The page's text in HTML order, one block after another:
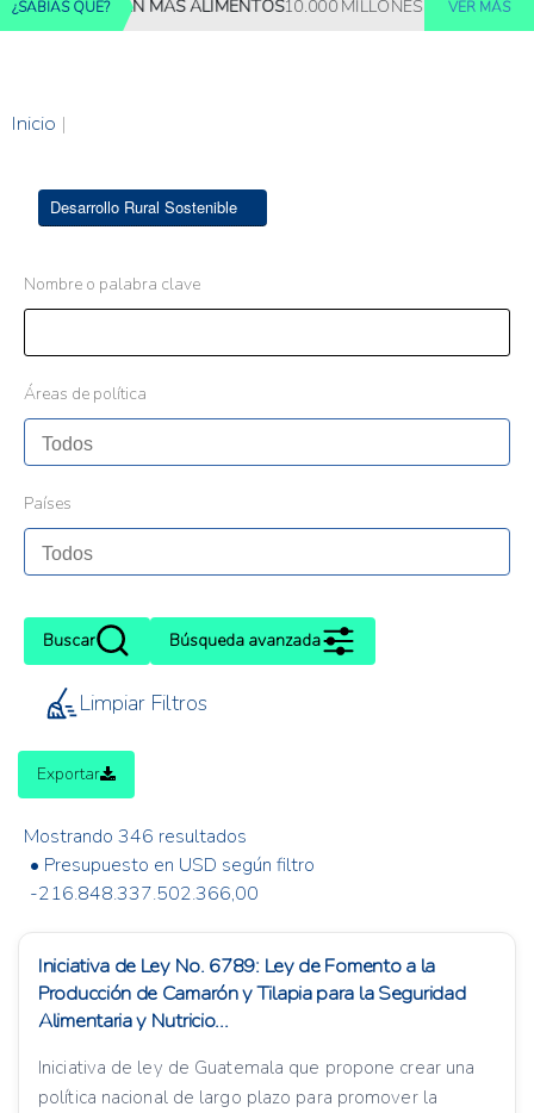
¿SABIAS QUE?MÁS ALIMENTOS10.000 MILLONES DE PERSONAS
VER MÁS
Inicio |
Desarrollo Rural Sostenible
Nombre o palabra clave
Áreas de política
Países
Buscar Búsqueda avanzada
Limpiar Filtros
Exportar
Mostrando 346 resultados
• Presupuesto en USD según filtro
-216.848.337.502.366,00
Iniciativa de Ley No. 6789: Ley de Fomento a la
Producción de Camarón y Tilapia para la Seguridad
Alimentaria y Nutricio...
Iniciativa de ley de Guatemala que propone crear una
política nacional de largo plazo para promover la